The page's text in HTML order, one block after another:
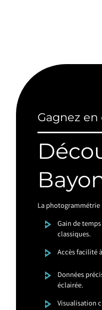
Gagnez
La
Gain de
classiques.
Accès facilité
Données
éclairée.
Visualisation